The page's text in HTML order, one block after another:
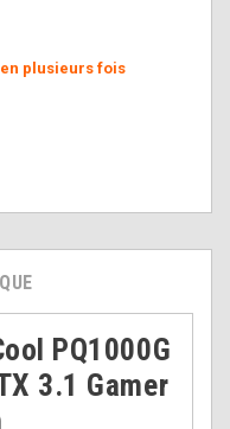
plusieurs fois
PQ1000G
3.1 Gamer